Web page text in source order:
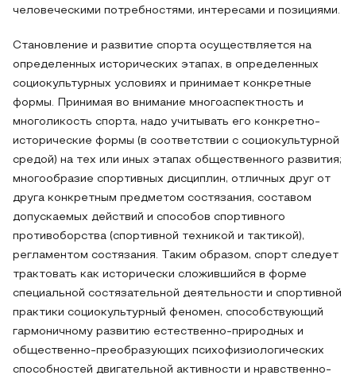
человеческими потребностями, интересами и позициями.
Становление и развитие спорта осуществляется на
определенных исторических этапах, в определенных
социокультурных условиях и принимает конкретные
формы. Принимая во внимание многоаспектность и
многоликость спорта, надо учитывать его конкретно-
исторические формы (в соответствии с социокультурной
средой) на тех или иных этапах общественного развития;
многообразие спортивных дисциплин, отличных друг от
друга конкретным предметом состязания, составом
допускаемых действий и способов спортивного
противоборства (спортивной техникой и тактикой),
регламентом состязания. Таким образом, спорт следует
трактовать как исторически сложившийся в форме
специальной состязательной деятельности и спортивной
практики социокультурный феномен, способствующий
гармоничному развитию естественно-природных и
общественно-преобразующих психофизиологических
способностей двигательной активности и нравственно-